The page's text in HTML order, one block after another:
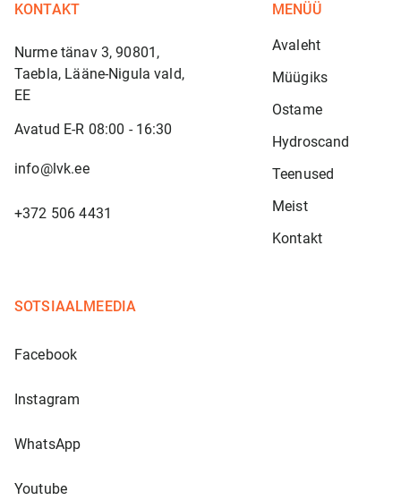
KONTAKT
Nurme tänav 3, 90801,
Taebla, Lääne-Nigula vald,
EE
Avatud E-R 08:00 - 16:30
info@lvk.ee
+372 506 4431
MENÜÜ
Avaleht
Müügiks
Ostame
Hydroscand
Teenused
Meist
Kontakt
SOTSIAALMEEDIA
Facebook
Instagram
WhatsApp
Youtube